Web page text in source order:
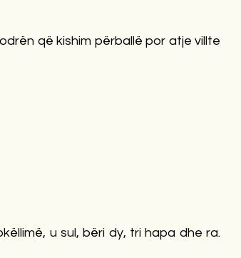
që kishim përballë por atje villte
u sul, bëri dy, tri hapa dhe ra.